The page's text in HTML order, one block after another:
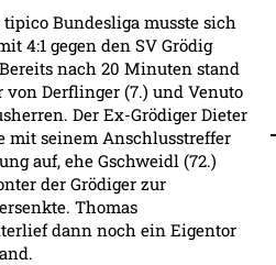
tipico Bundesliga musste sich
4:1 gegen den SV Grödig
nach 20 Minuten stand
von Derflinger (7.) und Venuto
Der Ex-Grödiger Dieter
mit seinem Anschlusstreffer
auf, ehe Gschweidl (72.)
der Grödiger zur
Thomas
dann noch ein Eigentor